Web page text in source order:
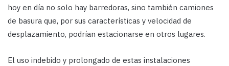
hoy en día no solo hay barredoras, sino también camiones
de basura que, por sus características y velocidad de
desplazamiento, podrían estacionarse en otros lugares.
El uso indebido y prolongado de estas instalaciones